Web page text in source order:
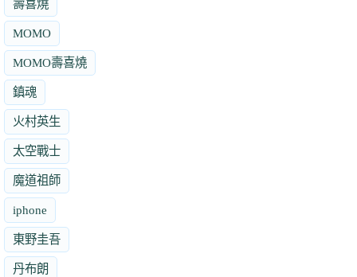
壽喜燒
MOMO
MOMO壽喜燒
鎮魂
火村英生
太空戰士
魔道祖師
iphone
東野圭吾
丹布朗